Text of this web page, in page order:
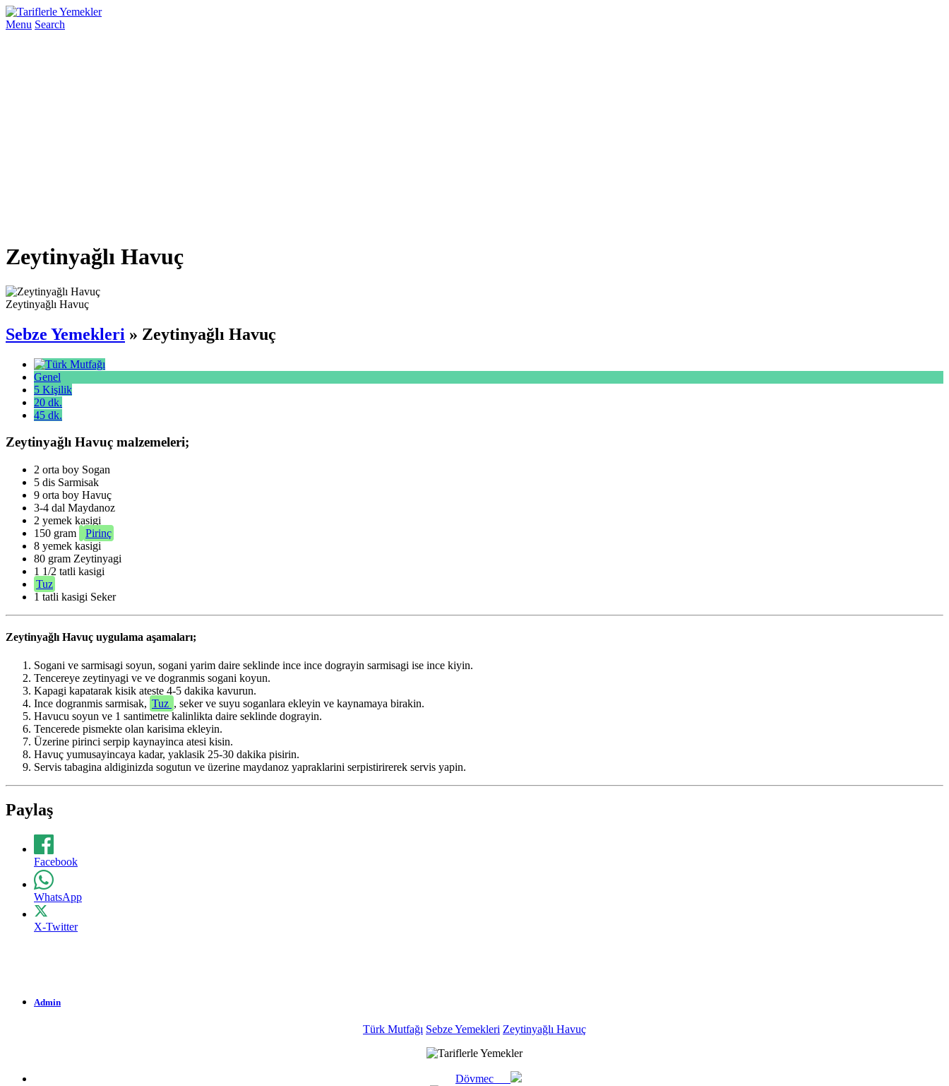
Menu Search
Zeytinyağlı Havuç
Zeytinyağlı Havuç
Sebze Yemekleri » Zeytinyağlı Havuç
Genel
5 Kişilik
20 dk.
45 dk.
Zeytinyağlı Havuç malzemeleri;
2 orta boy Sogan
5 dis Sarmisak
9 orta boy Havuç
3-4 dal Maydanoz
2 yemek kasigi
150 gram
Pirinç
8 yemek kasigi
80 gram Zeytinyagi
1 1/2 tatli kasigi
Tuz
1 tatli kasigi Seker
Zeytinyağlı Havuç uygulama aşamaları;
Sogani ve sarmisagi soyun, sogani yarim daire seklinde ince ince dograyin sarmisagi ise ince kiyin.
Tencereye zeytinyagi ve ve dogranmis sogani koyun.
Kapagi kapatarak kisik ateste 4-5 dakika kavurun.
Ince dogranmis sarmisak, Tuz , seker ve suyu soganlara ekleyin ve kaynamaya birakin.
Havucu soyun ve 1 santimetre kalinlikta daire seklinde dograyin.
Tencerede pismekte olan karisima ekleyin.
Üzerine pirinci serpip kaynayinca atesi kisin.
Havuç yumusayincaya kadar, yaklasik 25-30 dakika pisirin.
Servis tabagina aldiginizda sogutun ve üzerine maydanoz yapraklarini serpistirirerek servis yapin.
Paylaş
Facebook
WhatsApp
X-Twitter
Admin
Türk Mutfağı Sebze Yemekleri Zeytinyağlı Havuç
Dövmec